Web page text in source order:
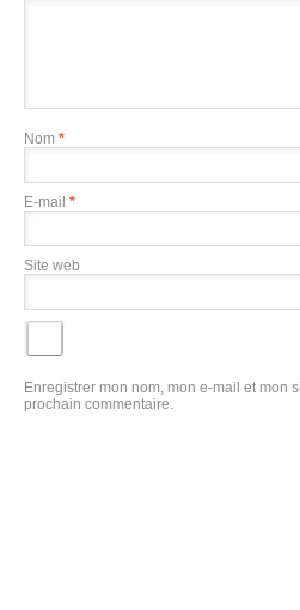
Nom *
E-mail *
Site web
Enregistrer mon nom, mon e-mail et mon
prochain commentaire.